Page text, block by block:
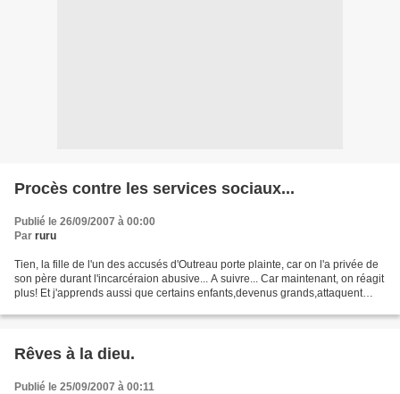
Procès contre les services sociaux...
Publié le 26/09/2007 à 00:00
Par ruru
Tien, la fille de l'un des accusés d'Outreau porte plainte, car on l'a privée de
son père durant l'incarcéraion abusive... A suivre... Car maintenant, on réagit
plus! Et j'apprends aussi que certains enfants,devenus grands,attaquent
Rêves à la dieu.
Publié le 25/09/2007 à 00:11